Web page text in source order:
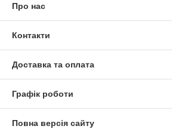
Про нас
Контакти
Доставка та оплата
Графік роботи
Повна версія сайту